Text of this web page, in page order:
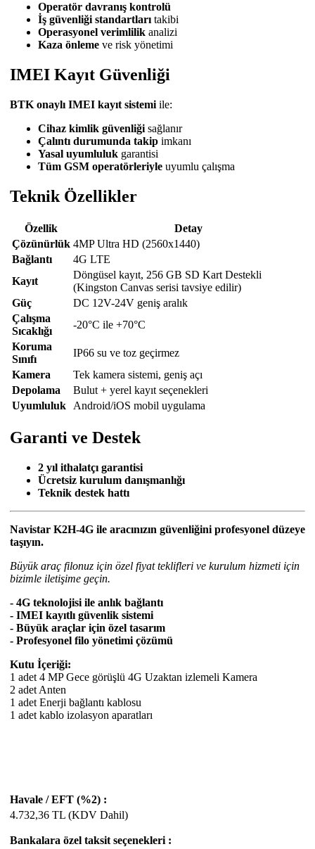
Operatör davranış kontrolü
İş güvenliği standartlarıtakibi
Operasyonel verimlilik analizi
Kaza önleme ve risk yönetimi
IMEI Kayıt Güvenliği
BTK onaylı IMEI kayıt sistemi ile:
Cihaz kimlik güvenliği sağlanır
Çalıntı durumunda takip imkanı
Yasal uyumluluk garantisi
Tüm GSM operatörleriyle uyumlu çalışma
Teknik Özellikler
Özellik
Detay
Çözünürlük 4MP Ultra HD (2560x1440)
Bağlantı
4G LTE
Kayıt
Döngüsel kayıt, 256 GB SD Kart Destekli
(Kingston Canvas serisi tavsiye edilir)
Güç
DC 12V-24V geniş aralık
Çalışma
Sıcaklığı
-20°C ile +70°C
Koruma
Sınıfı
IP66 su ve toz geçirmez
Kamera
Tek kamera sistemi, geniş açı
Depolama
Bulut + yerel kayıt seçenekleri
Uyumluluk
Android/iOS mobil uygulama
Garanti ve Destek
2 yıl ithalatçı garantisi
Ücretsiz kurulum danışmanlığı
Teknik destek hattı
Navistar K2H-4G ile aracınızın güvenliğini profesyonel düzeye
taşıyın.
Büyük araç filonuz için özel fiyat teklifleri ve kurulum hizmeti için
bizimle iletişime geçin.
- 4G teknolojisi ile anlık bağlantı
- IMEI kayıtlı güvenlik sistemi
- Büyük araçlar için özel tasarım
- Profesyonel filo yönetimi çözümü
Kutu İçeriği:
1 adet 4 MP Gece görüşlü 4G Uzaktan izlemeli Kamera
2 adet Anten
1 adet Enerji bağlantı kablosu
1 adet kablo izolasyon aparatları
Havale / EFT (%2) :
4.732,36 TL (KDV Dahil)
Bankalara özel taksit seçenekleri :